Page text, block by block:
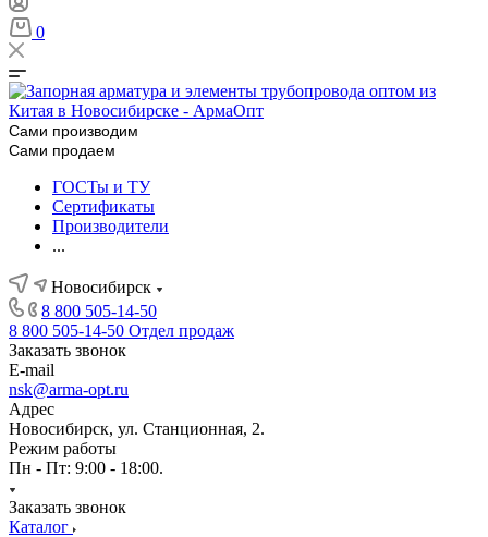
0
Сами производим
Сами продаем
ГОСТы и ТУ
Сертификаты
Производители
...
Новосибирск
8 800 505-14-50
8 800 505-14-50 Отдел продаж
Заказать звонок
E-mail
nsk@arma-opt.ru
Адрес
Новосибирск, ул. Станционная, 2.
Режим работы
Пн - Пт: 9:00 - 18:00.
Заказать звонок
Каталог